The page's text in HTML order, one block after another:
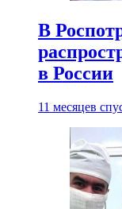
В
в России
11 месяцев